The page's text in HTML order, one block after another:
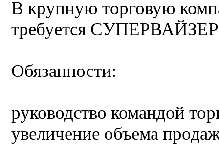
В крупную торговую
требуется СУПЕРВАЙЗЕР
Обязанности:
руководство командой
увеличение объема